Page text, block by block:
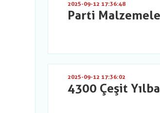
2025-09-12 17:36:48
Parti
2025-09-12 17:36:02
4300 Çeşit